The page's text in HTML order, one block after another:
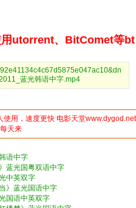
用utorrent、BitComet等bt
蓝光韩语中字.mp4
用，速度更快 电影天堂www.dygod.net
天来
语中字
蓝光国粤双语中字
中英双字
》蓝光国语中字
国语中英双字